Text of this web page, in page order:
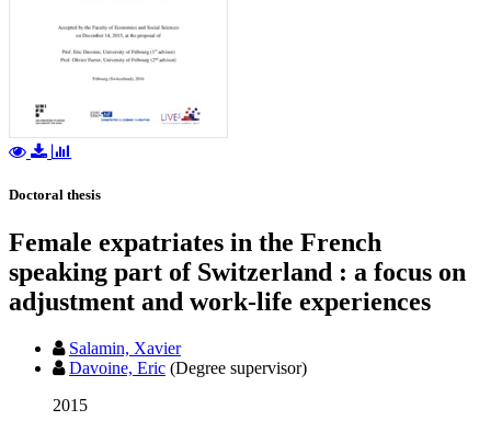
Doctoral thesis
Female expatriates in the French
speaking part of Switzerland : a focus on
adjustment and work-life experiences
Salamin, Xavier
Davoine, Eric (Degree supervisor)
2015